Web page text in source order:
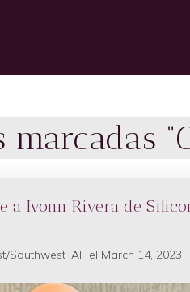
marcadas
a Ivonn Rivera de
Southwest IAF el March 14, 2023